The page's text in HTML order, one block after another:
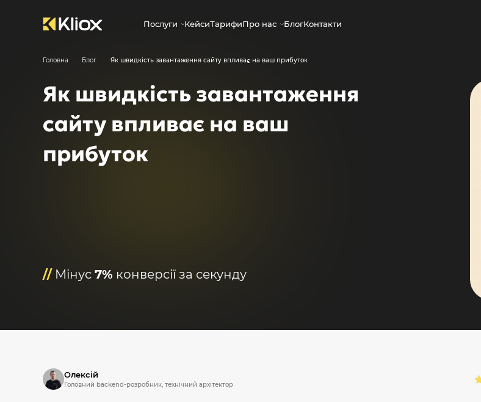
Послуги КейсиТарифиПро нас БлогКонтакти
Головна Блог Як швидкість завантаження сайту впливає на ваш прибуток
Як швидкість завантаження
сайту впливає на ваш
прибуток
//Мінус 7% конверсії за секунду
Олексій
Головний backend-розробник, технічний архітектор